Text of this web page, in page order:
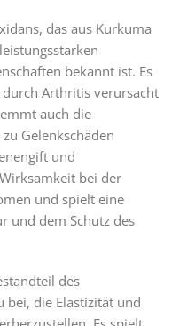
das aus Kurkuma
bekannt ist. Es
Arthritis verursacht
auch die
Gelenkschäden
und
bei der
und spielt eine
und dem Schutz des
des
bei, die Elastizität und